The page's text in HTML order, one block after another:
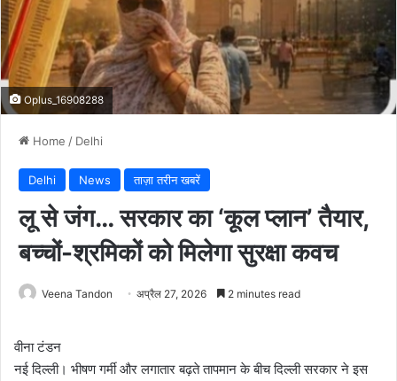
Oplus_16908288
Home / Delhi
Delhi News ताज़ा तरीन खबरें
लू से जंग… सरकार का ‘कूल प्लान’ तैयार,
बच्चों-श्रमिकों को मिलेगा सुरक्षा कवच
Veena Tandon अप्रैल 27, 2026 2 minutes read
वीना टंडन
नई दिल्ली। भीषण गर्मी और लगातार बढ़ते तापमान के बीच दिल्ली सरकार ने इस